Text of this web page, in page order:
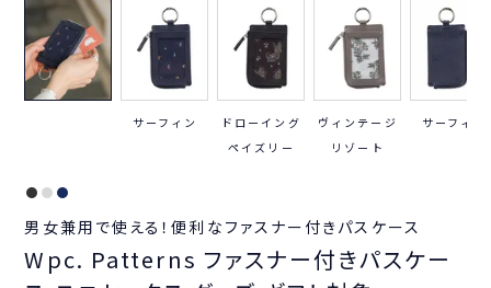
サーフィン
ドローイング
ペイズリー
ヴィンテージ
リゾート
サーフィン
男女兼用で使える！便利なファスナー付きパスケース
Wpc. Patterns ファスナー付きパスケー